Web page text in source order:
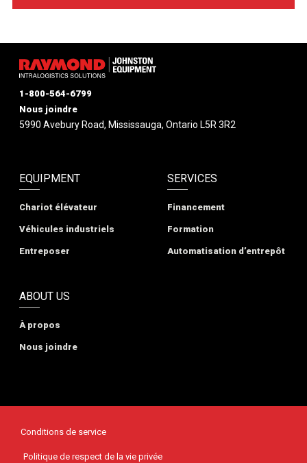
EQUIPMENT
Chariot élévateur
Véhicules industriels
Entreposer
SERVICES
Financement
Formation
Automatisation d’entrepôt
ABOUT US
À propos
Nous joindre
1-800-564-6799
Nous joindre
5990 Avebury Road, Mississauga, Ontario L5R 3R2
Conditions de service
Politique de respect de la vie privée